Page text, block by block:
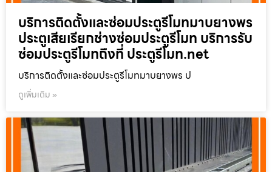
บริการติดตั้งและซ่อมประตูรีโมทมาบยางพร
ประตูเสียเรียกช่างซ่อมประตูรีโมท บริการรับ
ซ่อมประตูรีโมทถึงที่ ประตูรีโมท.net
บริการติดตั้งและซ่อมประตูรีโมทมาบยางพร ป
ดูเพิ่มเติม »